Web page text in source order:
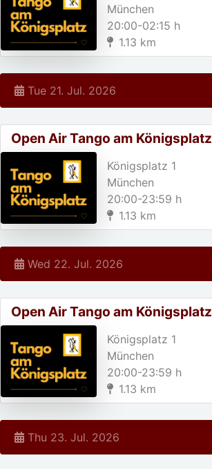
München
20:00-02:15 h
1.13 km
Tue 21. Jul. 2026
Open Air Tango am Königsplatz
Königsplatz 1
München
20:00-23:59 h
1.13 km
Wed 22. Jul. 2026
Open Air Tango am Königsplatz
Königsplatz 1
München
20:00-23:59 h
1.13 km
Thu 23. Jul. 2026